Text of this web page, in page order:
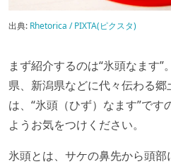
出典: Rhetorica / PIXTA(ピクスタ)
まず紹介するのは“氷頭なます
県、新潟県などに代々伝わる
は、“氷頭（ひず）なます”です
ようお気をつけください。
氷頭とは、サケの鼻先から頭